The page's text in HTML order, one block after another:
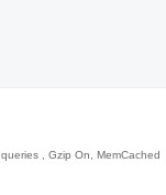
, Gzip On, MemCached